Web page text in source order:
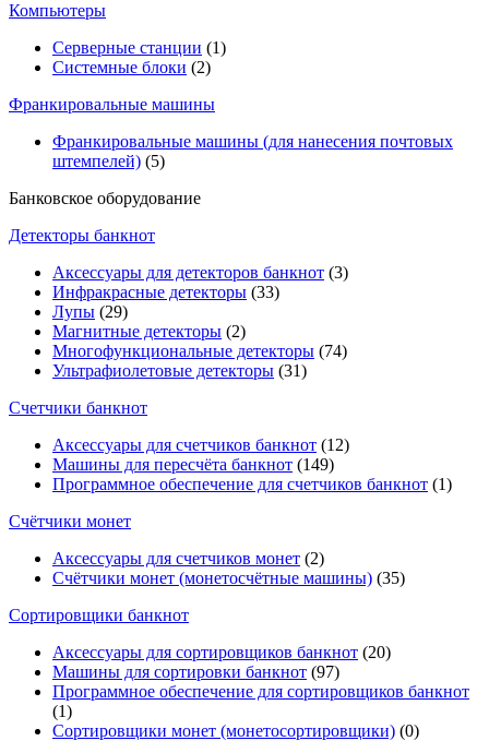
Компьютеры
Серверные станции (1)
Системные блоки (2)
Франкировальные машины
Франкировальные машины (для нанесения почтовых
штемпелей) (5)
Банковское оборудование
Детекторы банкнот
Аксессуары для детекторов банкнот (3)
Инфракрасные детекторы (33)
Лупы (29)
Магнитные детекторы (2)
Многофункциональные детекторы (74)
Ультрафиолетовые детекторы (31)
Счетчики банкнот
Аксессуары для счетчиков банкнот (12)
Машины для пересчёта банкнот (149)
Программное обеспечение для счетчиков банкнот (1)
Счётчики монет
Аксессуары для счетчиков монет (2)
Счётчики монет (монетосчётные машины) (35)
Cортировщики банкнот
Аксессуары для сортировщиков банкнот (20)
Машины для сортировки банкнот (97)
Программное обеспечение для сортировщиков банкнот
(1)
Сортировщики монет (монетосортировщики) (0)